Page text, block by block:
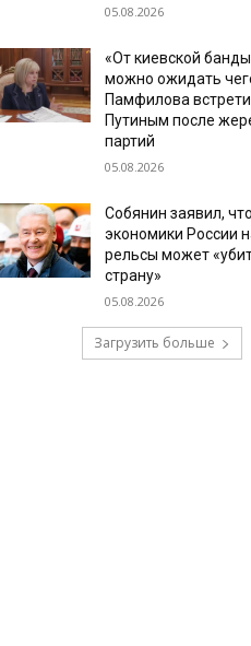
05.08.2026
«От киевской
можно ожидать
Памфилова
Путиным после
партий
05.08.2026
Собянин заявил,
экономики России
рельсы может
страну»
05.08.2026
Загрузить больше